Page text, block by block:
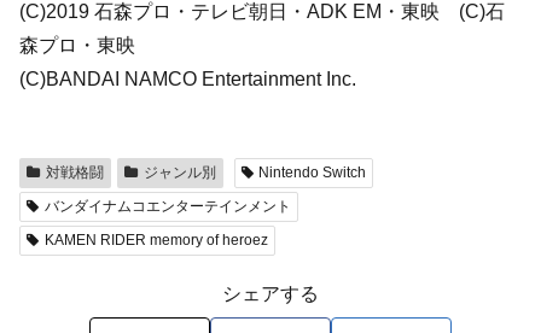
(C)2019 石森プロ・テレビ朝日・ADK EM・東映 (C)石
森プロ・東映
(C)BANDAI NAMCO Entertainment Inc.
対戦格闘 ジャンル別
Nintendo Switch
バンダイナムコエンターテインメント
KAMEN RIDER memory of heroez
シェアする